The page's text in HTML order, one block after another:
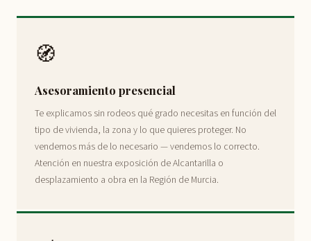
🧭
Asesoramiento presencial
Te explicamos sin rodeos qué grado necesitas en función del
tipo de vivienda, la zona y lo que quieres proteger. No
vendemos más de lo necesario — vendemos lo correcto.
Atención en nuestra exposición de Alcantarilla o
desplazamiento a obra en la Región de Murcia.